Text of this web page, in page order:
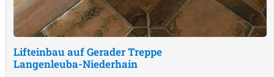
Lifteinbau auf Gerader Treppe
Langenleuba-Niederhain